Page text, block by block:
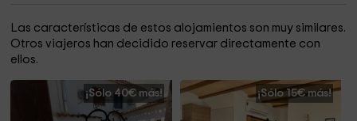
Las características de estos alojamientos son muy similares.
Otros viajeros han decidido reservar directamente con
ellos.
¡Sólo 40€ más! ¡Sólo 15€ más!